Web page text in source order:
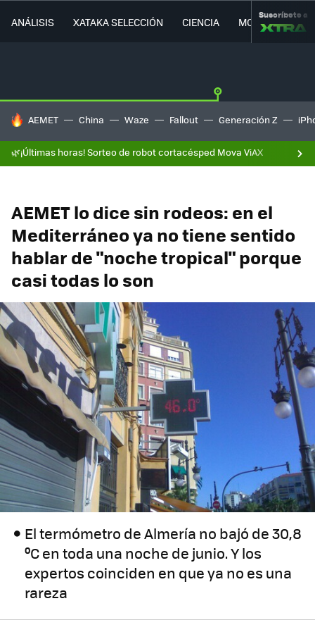
ANÁLISIS XATAKA SELECCIÓN CIENCIA MOVILIDAD
Suscríbete a
HOY SE HABLA DE
AEMET China Waze Fallout Generación Z
🌿¡Últimas horas! Sorteo de robot cortacésped Mova ViAX
AEMET lo dice sin rodeos: en el
Mediterráneo ya no tiene sentido
hablar de "noche tropical" porque
casi todas lo son
El termómetro de Almería no bajó de 30,8
ºC en toda una noche de junio. Y los
expertos coinciden en que ya no es una
rareza